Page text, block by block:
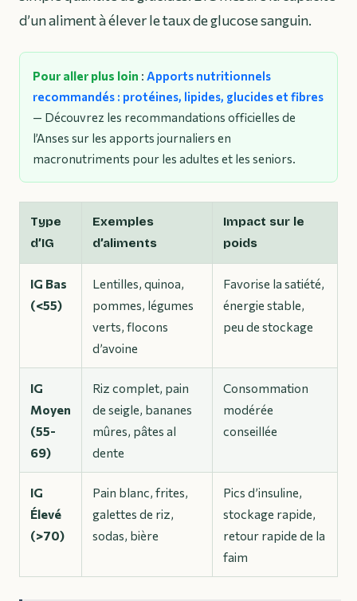
d’un aliment à élever le taux de glucose sanguin.
Pour aller plus loin : Apports nutritionnels
recommandés : protéines, lipides, glucides et fibres
— Découvrez les recommandations officielles de
l’Anses sur les apports journaliers en
macronutriments pour les adultes et les seniors.
Type
d’IG
Exemples
d’aliments
Impact sur le
poids
IG Bas
(<55)
Lentilles, quinoa,
pommes, légumes
verts, flocons
d’avoine
Favorise la satiété,
énergie stable,
peu de stockage
IG
Moyen
(55-
69)
Riz complet, pain
de seigle, bananes
mûres, pâtes al
dente
Consommation
modérée
conseillée
IG
Élevé
(>70)
Pain blanc, frites,
galettes de riz,
sodas, bière
Pics d’insuline,
stockage rapide,
retour rapide de la
faim